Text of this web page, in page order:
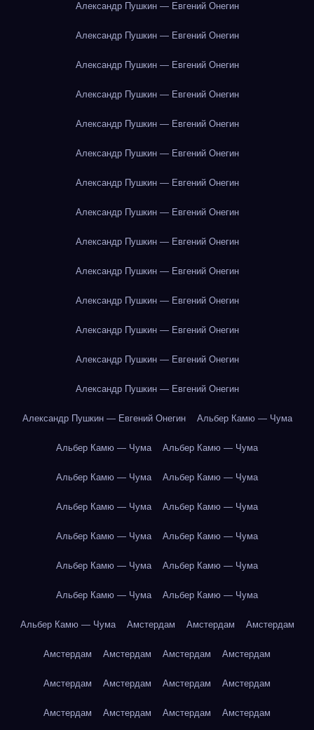
Александр Пушкин — Евгений Онегин
Александр Пушкин — Евгений Онегин
Александр Пушкин — Евгений Онегин
Александр Пушкин — Евгений Онегин
Александр Пушкин — Евгений Онегин
Александр Пушкин — Евгений Онегин
Александр Пушкин — Евгений Онегин
Александр Пушкин — Евгений Онегин
Александр Пушкин — Евгений Онегин
Александр Пушкин — Евгений Онегин
Александр Пушкин — Евгений Онегин
Александр Пушкин — Евгений Онегин
Александр Пушкин — Евгений Онегин
Александр Пушкин — Евгений Онегин
Александр Пушкин — Евгений Онегин Альбер Камю — Чума
Альбер Камю — Чума Альбер Камю — Чума
Альбер Камю — Чума Альбер Камю — Чума
Альбер Камю — Чума Альбер Камю — Чума
Альбер Камю — Чума Альбер Камю — Чума
Альбер Камю — Чума Альбер Камю — Чума
Альбер Камю — Чума Альбер Камю — Чума
Альбер Камю — Чума Амстердам Амстердам Амстердам
Амстердам Амстердам Амстердам Амстердам
Амстердам Амстердам Амстердам Амстердам
Амстердам Амстердам Амстердам Амстердам